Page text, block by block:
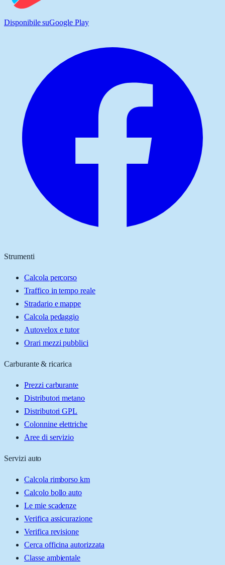
Disponibile suGoogle Play
Strumenti
Calcola percorso
Traffico in tempo reale
Stradario e mappe
Calcola pedaggio
Autovelox e tutor
Orari mezzi pubblici
Carburante & ricarica
Prezzi carburante
Distributori metano
Distributori GPL
Colonnine elettriche
Aree di servizio
Servizi auto
Calcola rimborso km
Calcolo bollo auto
Le mie scadenze
Verifica assicurazione
Verifica revisione
Cerca officina autorizzata
Classe ambientale